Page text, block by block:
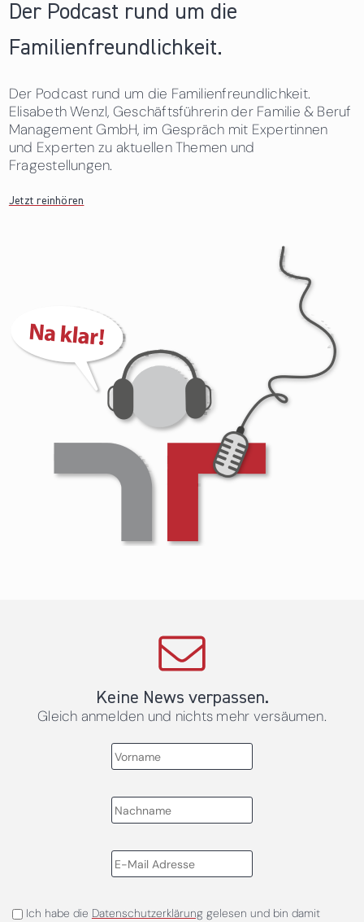
Der Podcast rund um die
Familienfreundlichkeit.
Der Podcast rund um die Familienfreundlichkeit.
Elisabeth Wenzl, Geschäftsführerin der Familie & Beruf
Management GmbH, im Gespräch mit Expertinnen
und Experten zu aktuellen Themen und
Fragestellungen.
Jetzt reinhören
Keine News verpassen.
Gleich anmelden und nichts mehr versäumen.
Ich habe die Datenschutzerklärunggelesen und bin damit